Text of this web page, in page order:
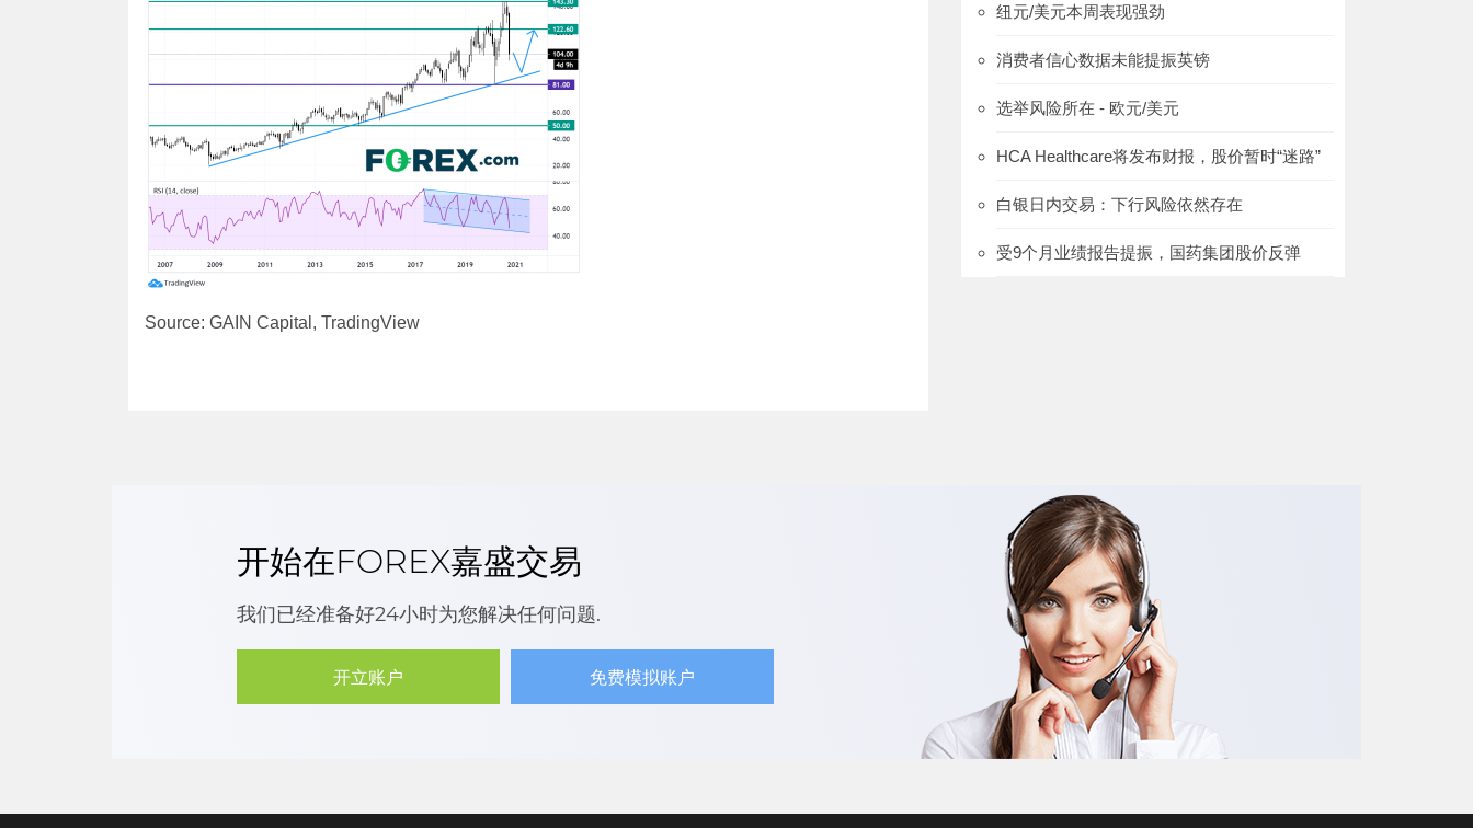
Source: GAIN Capital, TradingView
纽元/美元本周表现强劲
消费者信心数据未能提振英镑
选举风险所在 - 欧元/美元
HCA Healthcare将发布财报，股价暂时“迷路”
白银日内交易：下行风险依然存在
受9个月业绩报告提振，国药集团股价反弹
开始在FOREX嘉盛交易
我们已经准备好24小时为您解决任何问题.
开立账户 免费模拟账户